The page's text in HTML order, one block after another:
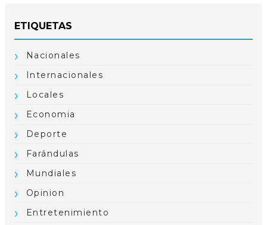
ETIQUETAS
Nacionales
Internacionales
Locales
Economia
Deporte
Farándulas
Mundiales
Opinion
Entretenimiento